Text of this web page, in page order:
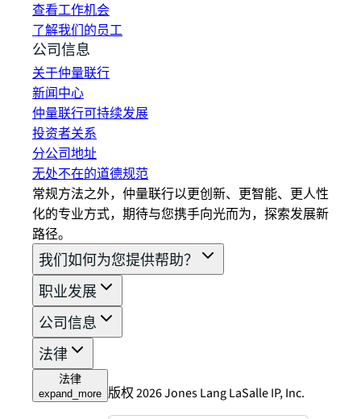
查看工作机会
了解我们的员工
公司信息
关于仲量联行
新闻中心
仲量联行可持续发展
投资者关系
分公司地址
无处不在的道德规范
常规方法之外，仲量联行以更创新、更智能、更人性
化的专业方式，期待与您携手向光而为，探索发展新
路径。
我们如何为您提供帮助？
职业发展
公司信息
法律
法律
expand_more 版权 2026 Jones Lang LaSalle IP, Inc.